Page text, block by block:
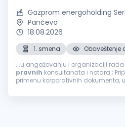
Gazprom energoholding
Pančevo
18.08.2026
1. smena
Obaveštenje
...u angažovanju i organizaciji rada
pravnih konsultanata i notara ;
primenu korporativnih dokumenta,
dobijanja podataka, komunikacije...